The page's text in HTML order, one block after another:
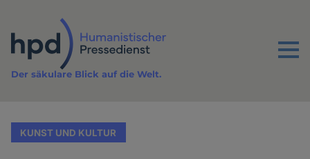
Inhalt
Menu
Der säkulare Blick auf die Welt.
KUNST UND KULTUR